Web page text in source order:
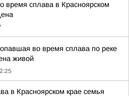
время сплава в Красноярском
во время сплава по реке
живой
в Красноярском крае семья